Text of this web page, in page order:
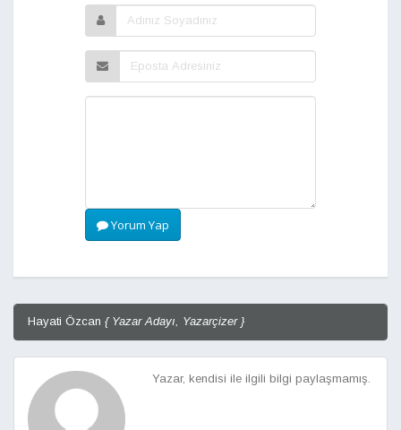
Yorum Yap
Hayati Özcan { Yazar Adayı, Yazarçizer }
Yazar, kendisi ile ilgili bilgi paylaşmamış.